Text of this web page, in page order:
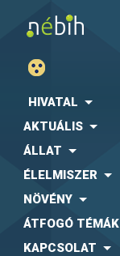
HIVATAL
AKTUÁLIS
ÁLLAT
ÉLELMISZER
NÖVÉNY
ÁTFOGÓ TÉMÁK
KAPCSOLAT